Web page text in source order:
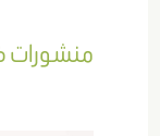
منشورات